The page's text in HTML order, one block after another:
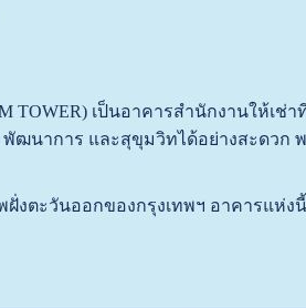
TOWER) เป็นอาคารสำนักงานให้เ
ฒนาการ และสุขุมวิทได้อย่างสะดว
งตะวันออกของกรุงเทพฯ อาคารแห่ง